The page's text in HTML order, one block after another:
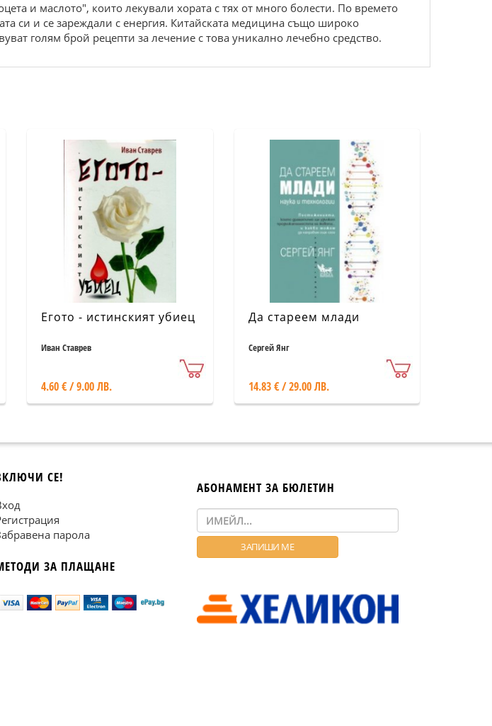
и маслото", които лекували хората с тях от много болести. По времето
си и се зареждали с енергия. Китайската медицина също широко
голям брой рецепти за лечение с това уникално лечебно средство.
Егото - истинският убиец
Иван Ставрев
4.60 € / 9.00 ЛВ.
Да стареем млади
Сергей Янг
14.83 € / 29.00 ЛВ.
СЕ!
парола
ЗА ПЛАЩАНЕ
АБОНАМЕНТ ЗА БЮЛЕТИН